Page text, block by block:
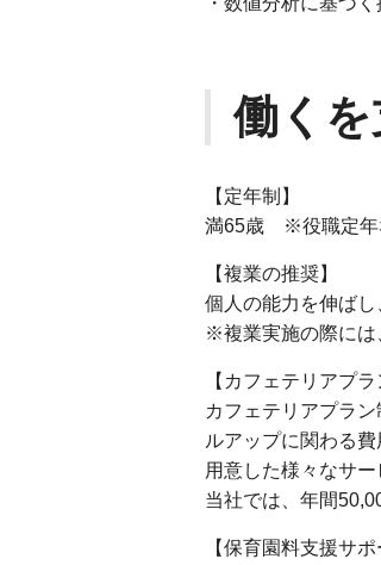
働く
【定年制】
満65歳 ※役職定年
【複業の推奨】
個人の能力を伸ばし
※複業実施の際には
【カフェテリアプラ
カフェテリアプラ
ルアップに関わる
用意した様々なサ
当社では、年間
【保育園料支援サポ